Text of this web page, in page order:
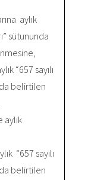
aylık
sütununda
“657 sayılı
belirtilen
“657 sayılı
belirtilen